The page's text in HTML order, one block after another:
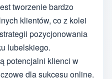
tworzenie bardzo
klientów, co z kolei
pozycjonowania
lubelskiego.
potencjalni klienci w
dla sukcesu online.